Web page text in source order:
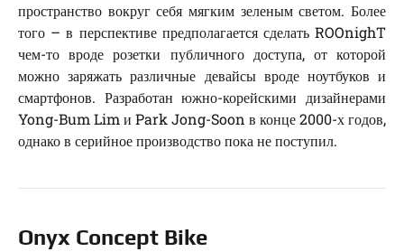
пространство вокруг себя мягким зеленым светом. Более
того – в перспективе предполагается сделать ROOnighT
чем-то вроде розетки публичного доступа, от которой
можно заряжать различные девайсы вроде ноутбуков и
смартфонов. Разработан южно-корейскими дизайнерами
Yong-Bum Lim и Park Jong-Soon в конце 2000-х годов,
однако в серийное производство пока не поступил.
Onyx Concept Bike